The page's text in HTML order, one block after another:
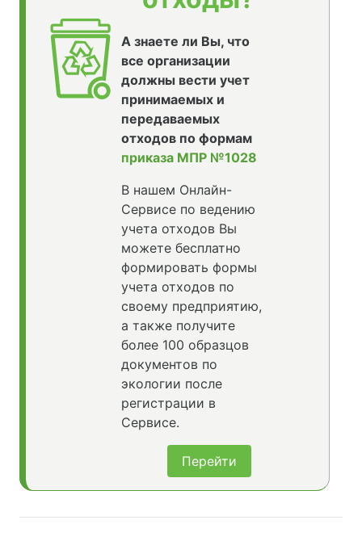
А знаете ли Вы, что
все организации
должны вести учет
принимаемых и
передаваемых
отходов по формам
приказа МПР №1028
В нашем Онлайн-
Сервисе по ведению
учета отходов Вы
можете бесплатно
формировать формы
учета отходов по
своему предприятию,
а также получите
более 100 образцов
документов по
экологии после
регистрации в
Сервисе.
Перейти